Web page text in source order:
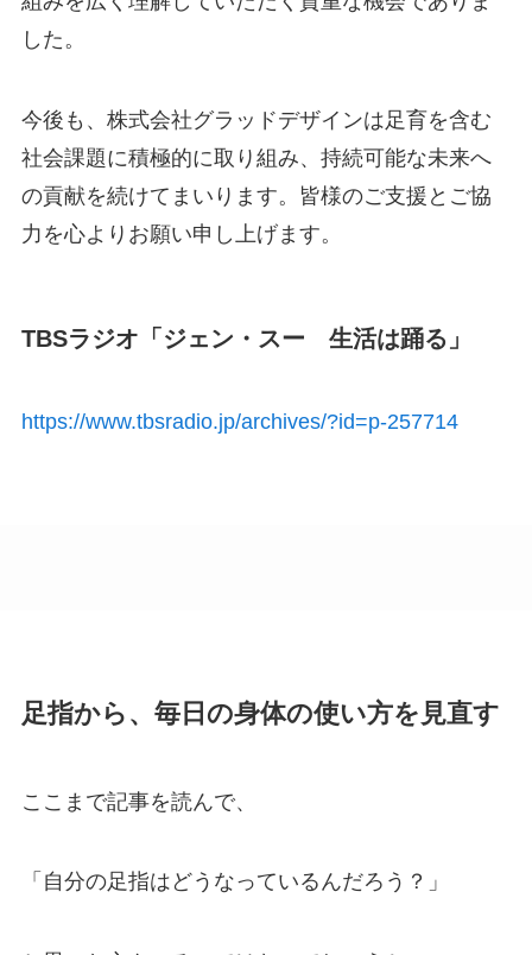
した。
今後も、株式会社グラッドデザインは足育を含む
社会課題に積極的に取り組み、持続可能な未来へ
の貢献を続けてまいります。皆様のご支援とご協
力を心よりお願い申し上げます。
TBSラジオ「ジェン・スー 生活は踊る」
https://www.tbsradio.jp/archives/?id=p-257714
足指から、毎日の身体の使い方を見直す
ここまで記事を読んで、
「自分の足指はどうなっているんだろう？」